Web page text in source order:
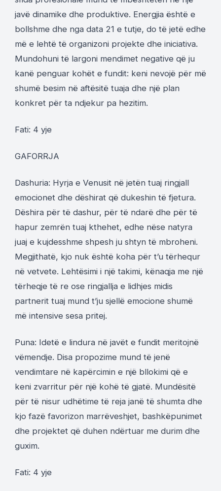
javë dinamike dhe produktive. Energjia është e
bollshme dhe nga data 21 e tutje, do të jetë edhe
më e lehtë të organizoni projekte dhe iniciativa.
Mundohuni të largoni mendimet negative që ju
kanë penguar kohët e fundit: keni nevojë për më
shumë besim në aftësitë tuaja dhe një plan
konkret për ta ndjekur pa hezitim.
Fati: 4 yje
GAFORRJA
Dashuria: Hyrja e Venusit në jetën tuaj ringjall
emocionet dhe dëshirat që dukeshin të fjetura.
Dëshira për të dashur, për të ndarë dhe për të
hapur zemrën tuaj kthehet, edhe nëse natyra
juaj e kujdesshme shpesh ju shtyn të mbroheni.
Megjithatë, kjo nuk është koha për t’u tërhequr
në vetvete. Lehtësimi i një takimi, kënaqja me një
tërheqje të re ose ringjallja e lidhjes midis
partnerit tuaj mund t’ju sjellë emocione shumë
më intensive sesa pritej.
Puna: Idetë e lindura në javët e fundit meritojnë
vëmendje. Disa propozime mund të jenë
vendimtare në kapërcimin e një bllokimi që e
keni zvarritur për një kohë të gjatë. Mundësitë
për të nisur udhëtime të reja janë të shumta dhe
kjo fazë favorizon marrëveshjet, bashkëpunimet
dhe projektet që duhen ndërtuar me durim dhe
guxim.
Fati: 4 yje